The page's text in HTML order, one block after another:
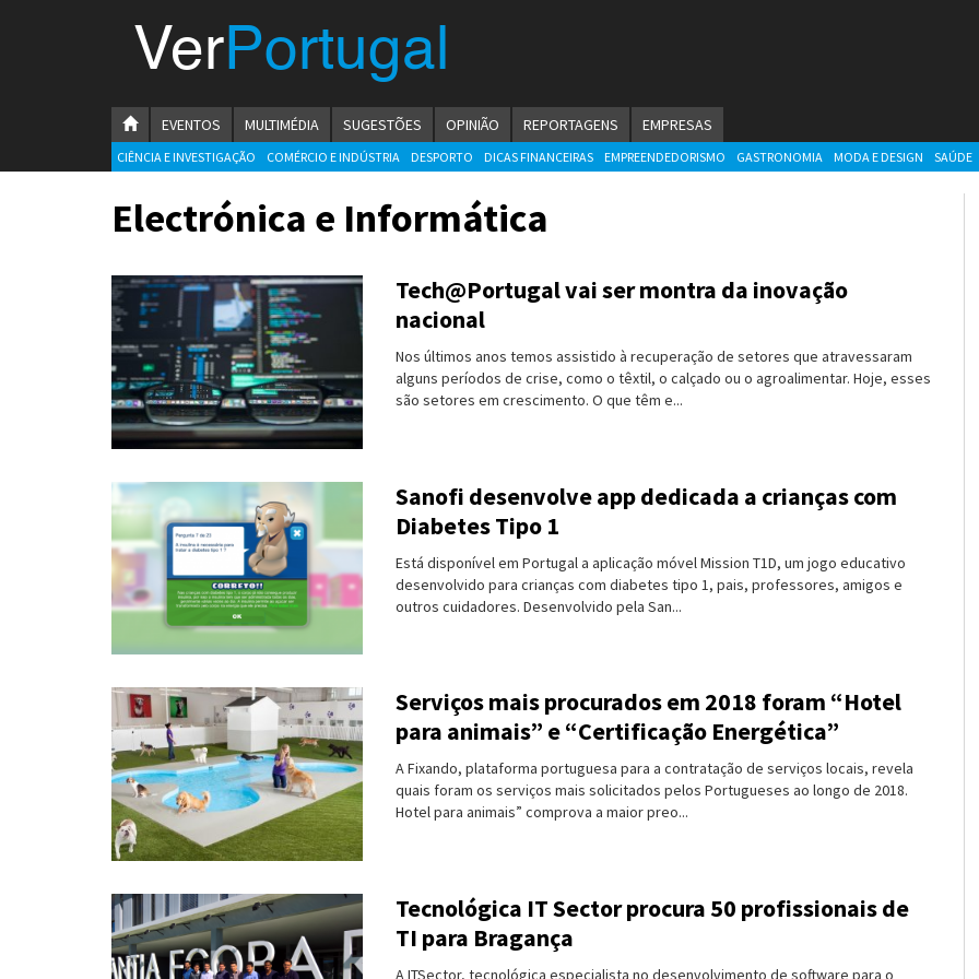
Empreendedorismo
Ambiente e Energia
Construção e Imobiliário
Cultura e Educação
Gastronomia
Telecomunicações
Electrónica e Informática
Banca e Seguros
Moda e Design
Ciência e Investigação
VerPortugal
HOMEPAGE
EVENTOS MULTIMÉDIA SUGESTÕES OPINIÃO REPORTAGENS EMPRESAS
CIÊNCIA E INVESTIGAÇÃO COMÉRCIO E INDÚSTRIA DESPORTO DICAS FINANCEIRAS EMPREENDEDORISMO GASTRONOMIA MODA E DESIGN SAÚDE
Electrónica e Informática
Tech@Portugal vai ser montra da inovação
nacional
Nos últimos anos temos assistido à recuperação de setores que atravessaram
alguns períodos de crise, como o têxtil, o calçado ou o agroalimentar. Hoje, esses
são setores em crescimento. O que têm e...
Sanofi desenvolve app dedicada a crianças com
Diabetes Tipo 1
Está disponível em Portugal a aplicação móvel Mission T1D, um jogo educativo
desenvolvido para crianças com diabetes tipo 1, pais, professores, amigos e
outros cuidadores. Desenvolvido pela San...
Serviços mais procurados em 2018 foram “Hotel
para animais” e “Certificação Energética”
A Fixando, plataforma portuguesa para a contratação de serviços locais, revela
quais foram os serviços mais solicitados pelos Portugueses ao longo de 2018.
Hotel para animais” comprova a maior preo...
Tecnológica IT Sector procura 50 profissionais de
TI para Bragança
A ITSector, tecnológica especialista no desenvolvimento de software para o